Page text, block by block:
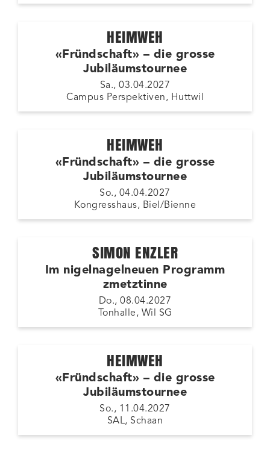
HEIMWEH
«Fründschaft» – die grosse
Jubiläumstournee
Sa., 03.04.2027
Campus Perspektiven, Huttwil
HEIMWEH
«Fründschaft» – die grosse
Jubiläumstournee
So., 04.04.2027
Kongresshaus, Biel/Bienne
SIMON ENZLER
Im nigelnagelneuen Programm
zmetztinne
Do., 08.04.2027
Tonhalle, Wil SG
HEIMWEH
«Fründschaft» – die grosse
Jubiläumstournee
So., 11.04.2027
SAL, Schaan